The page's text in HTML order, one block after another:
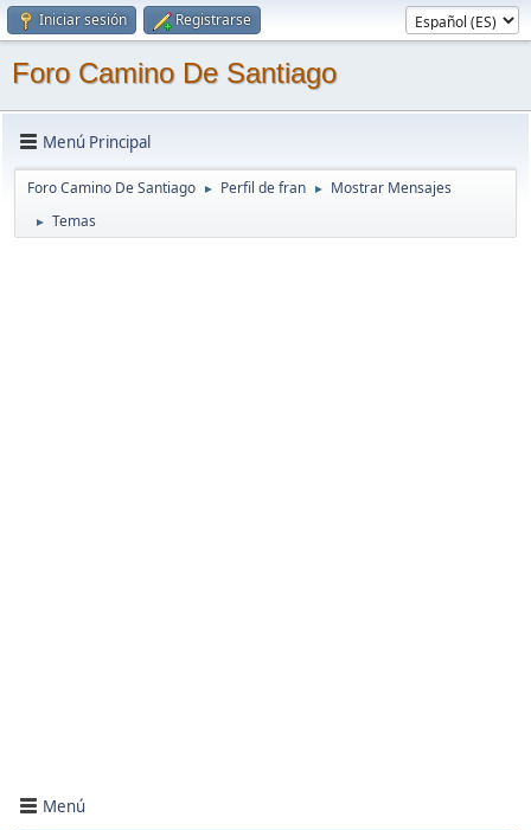
Iniciar sesión Registrarse
Foro Camino De Santiago
Menú Principal
Foro Camino De Santiago ► Perfil de fran ► Mostrar Mensajes
► Temas
Menú